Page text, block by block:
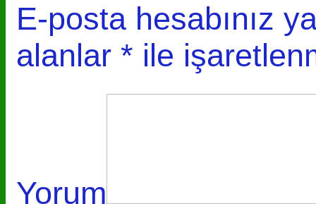
E-posta hesabınız
alanlar * ile
Yorum